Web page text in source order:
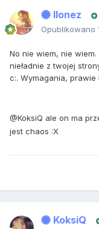
Ilonez
Opublikowano
No nie wiem, nie
nieładnie z twojej
c:. Wymagania,
@KoksiQ ale on ma
jest chaos :X
KoksiQ